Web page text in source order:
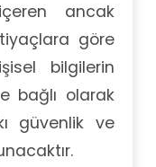
ancak
göre
bilgilerin
bağlı olarak
güvenlik ve